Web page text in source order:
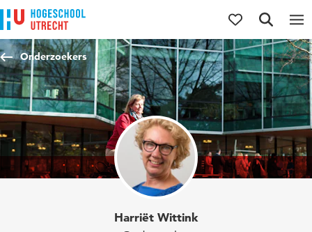
Direct naar de inhoud
Direct naar de hoofdnavigatie
Direct naar de zoekfunctie
Onderzoekers
Harriët Wittink